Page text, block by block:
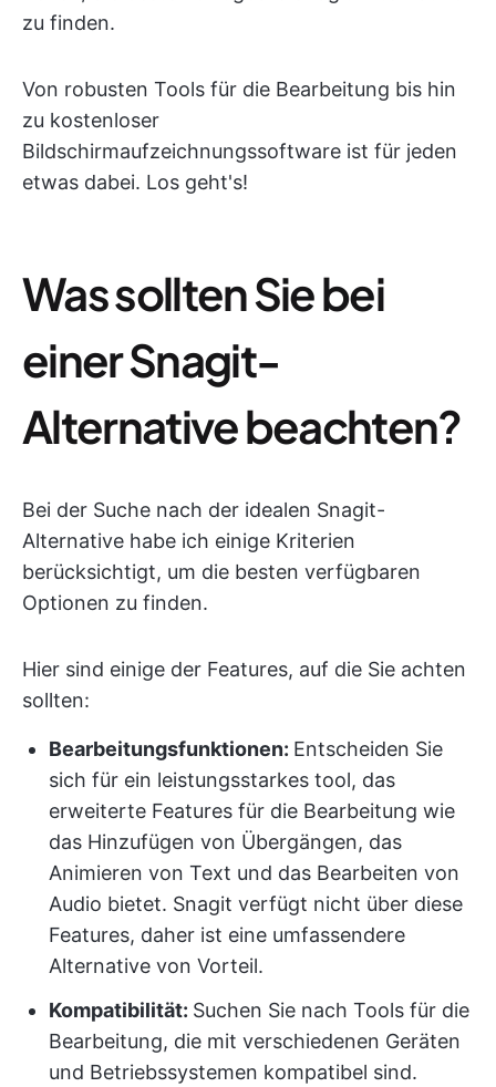
zu finden.
Von robusten Tools für die Bearbeitung bis hin
zu kostenloser
Bildschirmaufzeichnungssoftware ist für jeden
etwas dabei. Los geht's!
Was sollten Sie bei
einer Snagit-
Alternative beachten?
Bei der Suche nach der idealen Snagit-
Alternative habe ich einige Kriterien
berücksichtigt, um die besten verfügbaren
Optionen zu finden.
Hier sind einige der Features, auf die Sie achten
sollten:
Bearbeitungsfunktionen: Entscheiden Sie
sich für ein leistungsstarkes tool, das
erweiterte Features für die Bearbeitung wie
das Hinzufügen von Übergängen, das
Animieren von Text und das Bearbeiten von
Audio bietet. Snagit verfügt nicht über diese
Features, daher ist eine umfassendere
Alternative von Vorteil.
Kompatibilität: Suchen Sie nach Tools für die
Bearbeitung, die mit verschiedenen Geräten
und Betriebssystemen kompatibel sind.